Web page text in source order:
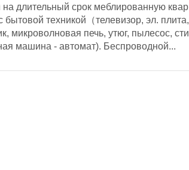
длительный срок меблированную квар
бытовой техникой（телевизор, эл. плита,
микроволновая печь, утюг, пылесос, сти
машина - автомат). Беспроводной...